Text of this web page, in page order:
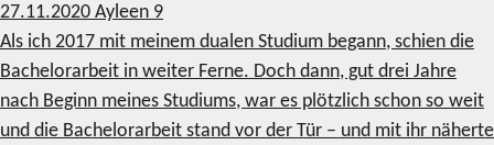
27.11.2020 Ayleen 9
Als ich 2017 mit meinem dualen Studium begann, schien die
Bachelorarbeit in weiter Ferne. Doch dann, gut drei Jahre
nach Beginn meines Studiums, war es plötzlich schon so weit
und die Bachelorarbeit stand vor der Tür – und mit ihr näherte